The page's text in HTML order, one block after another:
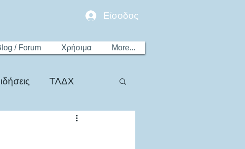
Είσοδος
/ Forum Χρήσιμα More...
ΤΛΔΧ